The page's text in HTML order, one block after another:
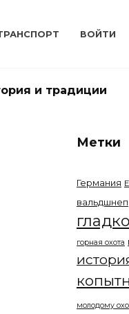
ВОЙТИ
и традиции
Метки
Германия
вальдшнеп
горная охота
молодому